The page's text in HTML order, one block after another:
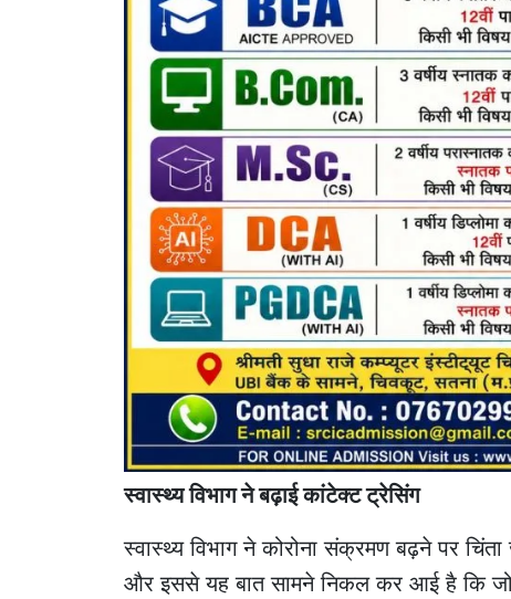
स्वास्थ्य विभाग ने बढ़ाई कांटेक्ट ट्रेसिंग
स्वास्थ्य विभाग ने कोरोना संक्रमण बढ़ने पर
और इससे यह बात सामने निकल कर आई है कि जो